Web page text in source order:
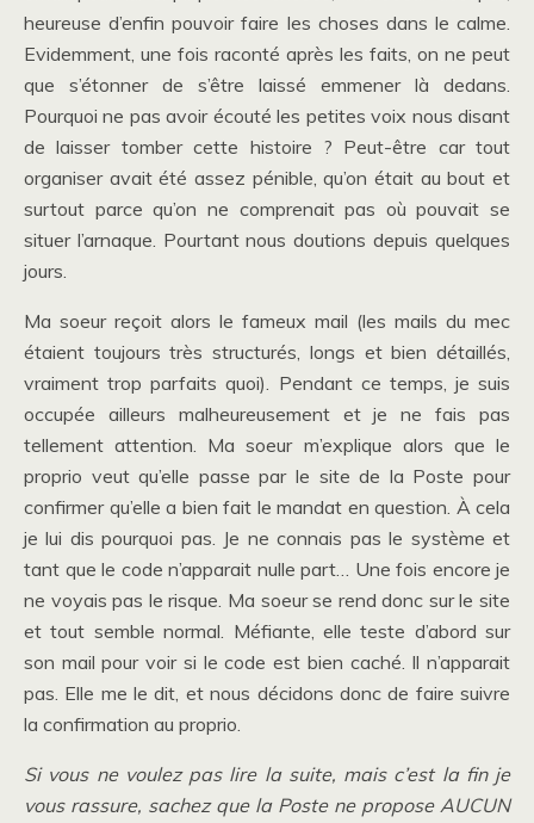
heureuse d’enfin pouvoir faire les choses dans le calme.
Evidemment, une fois raconté après les faits, on ne peut
que s’étonner de s’être laissé emmener là dedans.
Pourquoi ne pas avoir écouté les petites voix nous disant
de laisser tomber cette histoire ? Peut-être car tout
organiser avait été assez pénible, qu’on était au bout et
surtout parce qu’on ne comprenait pas où pouvait se
situer l’arnaque. Pourtant nous doutions depuis quelques
jours.
Ma soeur reçoit alors le fameux mail (les mails du mec
étaient toujours très structurés, longs et bien détaillés,
vraiment trop parfaits quoi). Pendant ce temps, je suis
occupée ailleurs malheureusement et je ne fais pas
tellement attention. Ma soeur m’explique alors que le
proprio veut qu’elle passe par le site de la Poste pour
confirmer qu’elle a bien fait le mandat en question. À cela
je lui dis pourquoi pas. Je ne connais pas le système et
tant que le code n’apparait nulle part… Une fois encore je
ne voyais pas le risque. Ma soeur se rend donc sur le site
et tout semble normal. Méfiante, elle teste d’abord sur
son mail pour voir si le code est bien caché. Il n’apparait
pas. Elle me le dit, et nous décidons donc de faire suivre
la confirmation au proprio.
Si vous ne voulez pas lire la suite, mais c’est la fin je
vous rassure, sachez que la Poste ne propose AUCUN